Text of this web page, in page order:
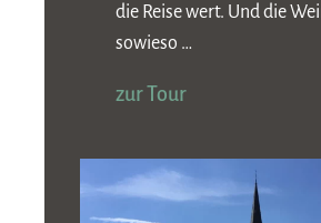
die Reise wert. Und die
sowieso …
zur Tour